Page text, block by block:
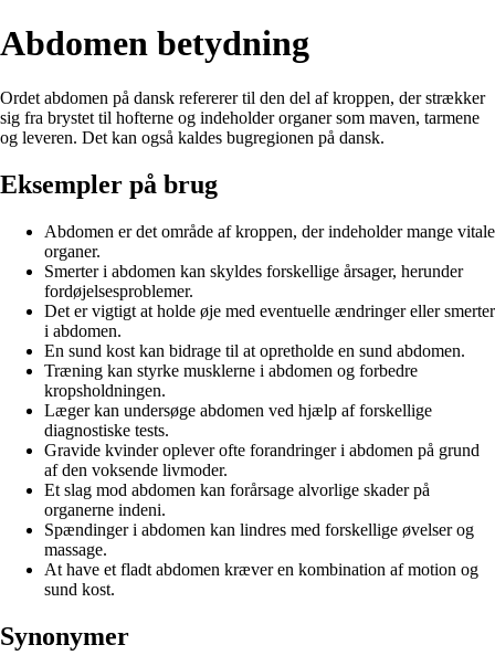
Abdomen betydning
Ordet abdomen på dansk refererer til den del af kroppen, der strækker
sig fra brystet til hofterne og indeholder organer som maven, tarmene
og leveren. Det kan også kaldes bugregionen på dansk.
Eksempler på brug
Abdomen er det område af kroppen, der indeholder mange vitale
organer.
Smerter i abdomen kan skyldes forskellige årsager, herunder
fordøjelsesproblemer.
Det er vigtigt at holde øje med eventuelle ændringer eller smerter
i abdomen.
En sund kost kan bidrage til at opretholde en sund abdomen.
Træning kan styrke musklerne i abdomen og forbedre
kropsholdningen.
Læger kan undersøge abdomen ved hjælp af forskellige
diagnostiske tests.
Gravide kvinder oplever ofte forandringer i abdomen på grund
af den voksende livmoder.
Et slag mod abdomen kan forårsage alvorlige skader på
organerne indeni.
Spændinger i abdomen kan lindres med forskellige øvelser og
massage.
At have et fladt abdomen kræver en kombination af motion og
sund kost.
Synonymer